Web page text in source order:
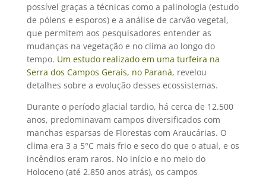
possível graças a técnicas como a palinologia (estudo
de pólens e esporos) e a análise de carvão vegetal,
que permitem aos pesquisadores entender as
mudanças na vegetação e no clima ao longo do
tempo. Um estudo realizado em uma turfeira na
Serra dos Campos Gerais, no Paraná, revelou
detalhes sobre a evolução desses ecossistemas.
Durante o período glacial tardio, há cerca de 12.500
anos, predominavam campos diversificados com
manchas esparsas de Florestas com Araucárias. O
clima era 3 a 5°C mais frio e seco do que o atual, e os
incêndios eram raros. No início e no meio do
Holoceno (até 2.850 anos atrás), os campos